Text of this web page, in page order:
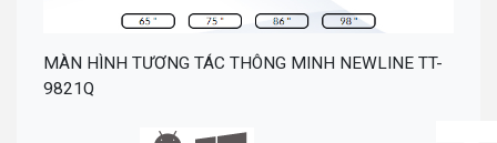
MÀN HÌNH TƯƠNG TÁC THÔNG MINH NEWLINE TT-
9821Q